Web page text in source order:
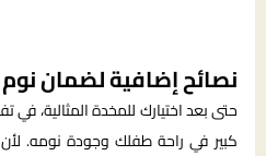
نصائح إضافية لضمان
حتى بعد اختيارك للمخدة المثالية،
كبير في راحة طفلك وجودة نومه.